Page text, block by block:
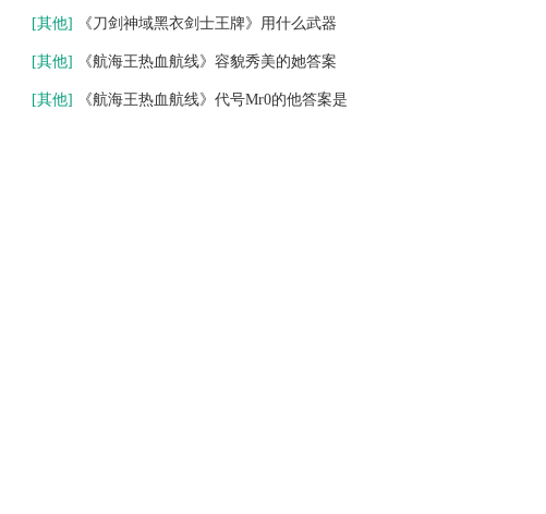
分享
[其他] 《刀剑神域黑衣剑士王牌》用什么武器
好 公测武器使用选
[其他] 《航海王热血航线》容貌秀美的她答案
是谁 容貌秀美的她
[其他] 《航海王热血航线》代号Mr0的他答案是